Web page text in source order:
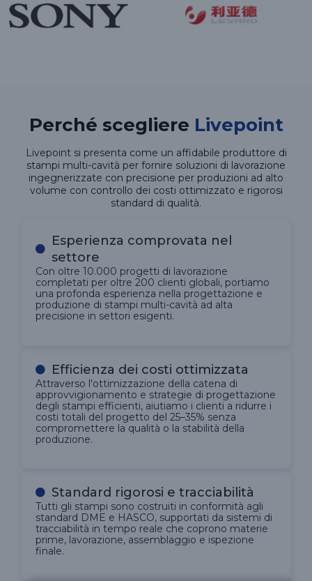
Perché scegliere Livepoint
Livepoint si presenta come un affidabile produttore di
stampi multi-cavità per fornire soluzioni di lavorazione
ingegnerizzate con precisione per produzioni ad alto
volume con controllo dei costi ottimizzato e rigorosi
standard di qualità.
Esperienza comprovata nel
settore
Con oltre 10.000 progetti di lavorazione
completati per oltre 200 clienti globali, portiamo
una profonda esperienza nella progettazione e
produzione di stampi multi-cavità ad alta
precisione in settori esigenti.
Efficienza dei costi ottimizzata
Attraverso l'ottimizzazione della catena di
approvvigionamento e strategie di progettazione
degli stampi efficienti, aiutiamo i clienti a ridurre i
costi totali del progetto del 25–35% senza
compromettere la qualità o la stabilità della
produzione.
Standard rigorosi e tracciabilità
Tutti gli stampi sono costruiti in conformità agli
standard DME e HASCO, supportati da sistemi di
tracciabilità in tempo reale che coprono materie
prime, lavorazione, assemblaggio e ispezione
finale.